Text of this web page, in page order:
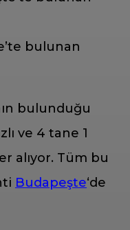
bulunan
bulunduğu
ve 4 tane 1
alıyor. Tüm bu
Budapeşte‘de